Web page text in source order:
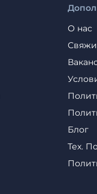
О нас
Блог
Тех.